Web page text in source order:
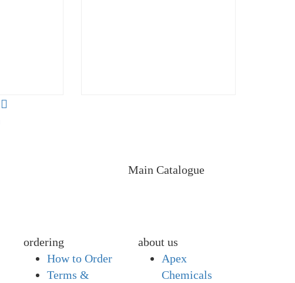
Main Catalogue
ordering
How to Order
Terms &
about us
Apex
Chemicals